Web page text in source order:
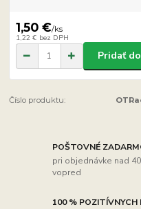
1,50 €/ks
1,22 € bez DPH
Pridať
Číslo produktu:
POŠTOVNÉ
pri objednávke nad
vopred
100 % POZITÍVNYCH